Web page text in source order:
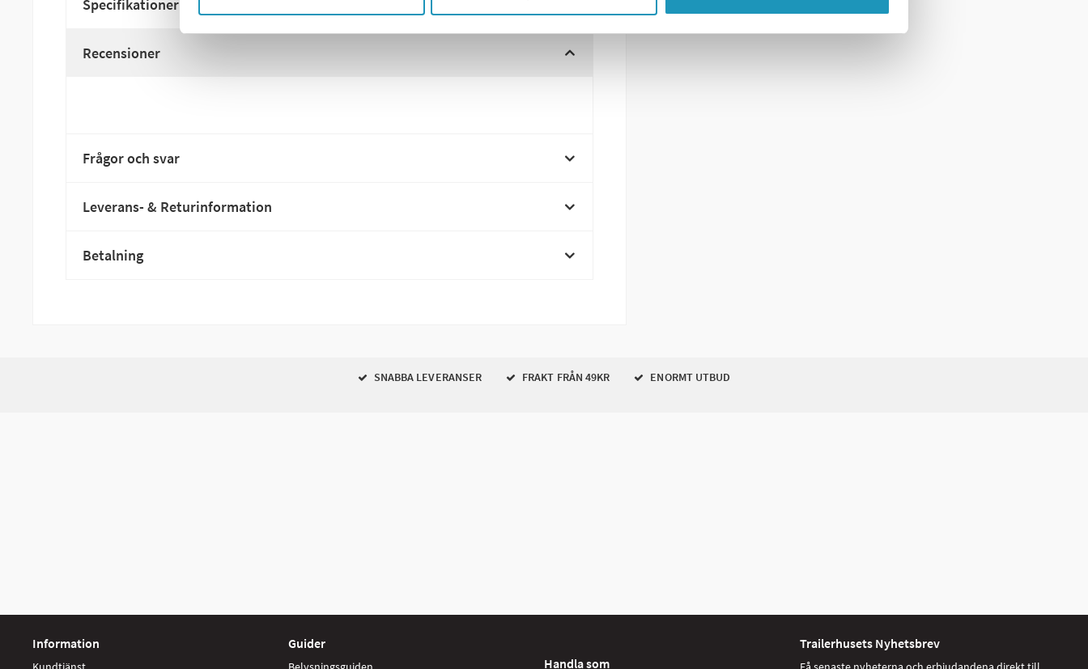
Specifikationer
Recensioner
Frågor och svar
Leverans- & Returinformation
Betalning
SNABBA LEVERANSER FRAKT FRÅN 49KR ENORMT UTBUD
Information Guider
Handla som
Trailerhusets Nyhetsbrev